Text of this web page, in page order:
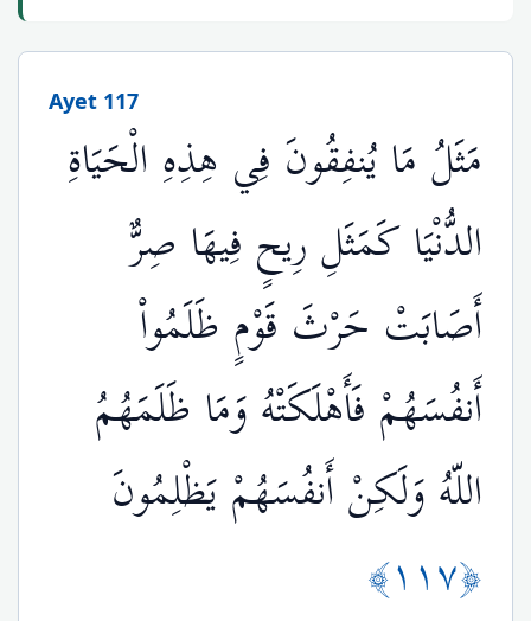
Ayet 117
مَثَلُ مَا يُنفِقُونَ فِي هِذِهِ الْحَيَاةِ
الدُّنْيَا كَمَثَلِ رِيحٍ فِيهَا صِرٌّ
أَصَابَتْ حَرْثَ قَوْمٍ ظَلَمُواْ
أَنفُسَهُمْ فَأَهْلَكَتْهُ وَمَا ظَلَمَهُمُ
اللّهُ وَلَكِنْ أَنفُسَهُمْ يَظْلِمُونَ
﴿١١٧﴾